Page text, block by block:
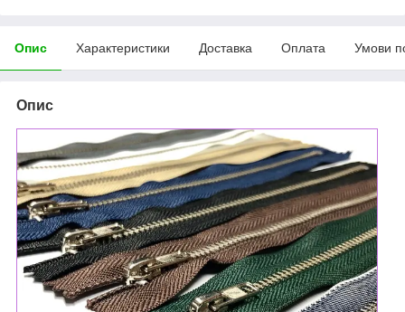
Опис Характеристики Доставка Оплата Умови
Опис